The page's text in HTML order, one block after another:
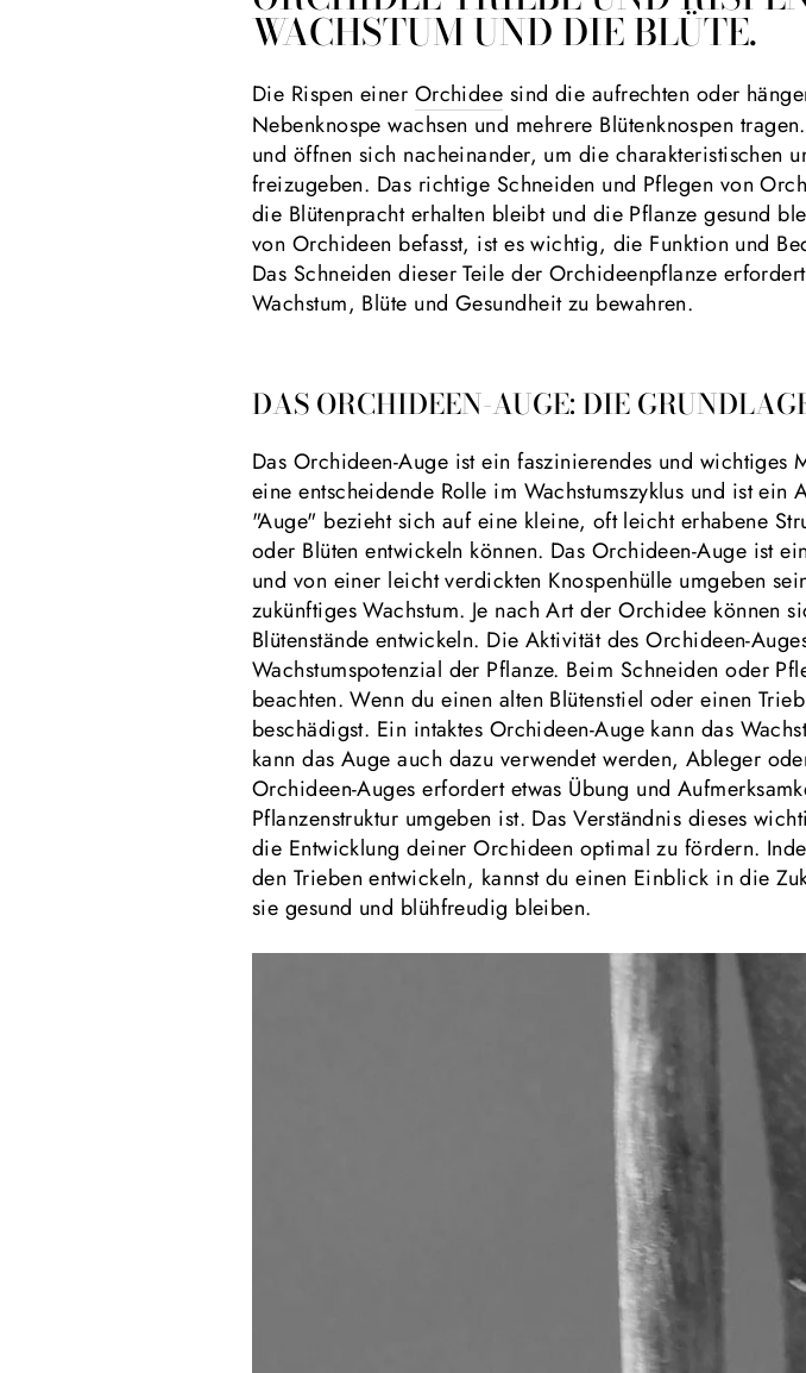
WACHSTUM UND DIE BLÜTE.
Die Rispen einer Orchidee sind die aufrechten oder
Nebenknospe wachsen und mehrere Blütenknospen
und öffnen sich nacheinander, um die charakteristischen
freizugeben. Das richtige Schneiden und Pflegen von
die Blütenpracht erhalten bleibt und die Pflanze gesund
von Orchideen befasst, ist es wichtig, die Funktion und
Das Schneiden dieser Teile der Orchideenpflanze
Wachstum, Blüte und Gesundheit zu bewahren.
DAS ORCHIDEEN-AUGE: DIE
Das Orchideen-Auge ist ein faszinierendes und
eine entscheidende Rolle im Wachstumszyklus und ist
"Auge" bezieht sich auf eine kleine, oft leicht erhabene
oder Blüten entwickeln können. Das Orchideen-Auge ist
und von einer leicht verdickten Knospenhülle umgeben
zukünftiges Wachstum. Je nach Art der Orchidee können
Blütenstände entwickeln. Die Aktivität des Orchideen-
Wachstumspotenzial der Pflanze. Beim Schneiden oder
beachten. Wenn du einen alten Blütenstiel oder einen
beschädigst. Ein intaktes Orchideen-Auge kann das
kann das Auge auch dazu verwendet werden, Ableger
Orchideen-Auges erfordert etwas Übung und
Pflanzenstruktur umgeben ist. Das Verständnis dieses
die Entwicklung deiner Orchideen optimal zu fördern.
den Trieben entwickeln, kannst du einen Einblick in die
sie gesund und blühfreudig bleiben.